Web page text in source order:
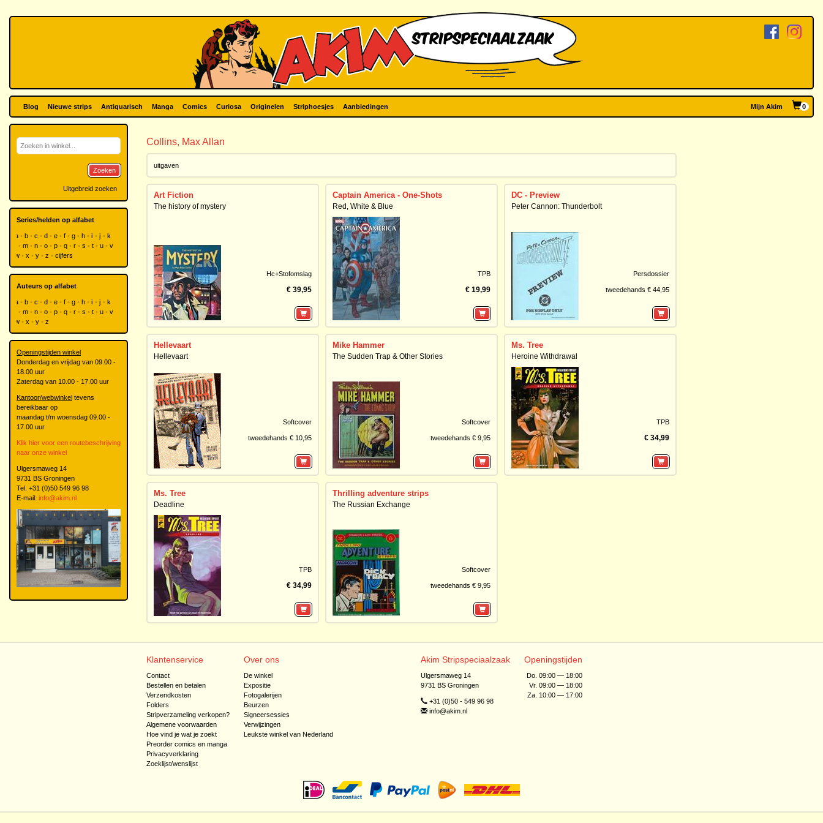
Blog Nieuwe strips Antiquarisch Manga Comics Curiosa Originelen Striphoesjes Aanbiedingen Mijn Akim 0
Collins, Max Allan
uitgaven
Art Fiction
The history of mystery
Hc+Stofomslag
€ 39,95
Captain America - One-Shots
Red, White & Blue
TPB
€ 19,99
DC - Preview
Peter Cannon: Thunderbolt
Persdossier
tweedehands € 44,95
Hellevaart
Hellevaart
Softcover
tweedehands € 10,95
Mike Hammer
The Sudden Trap & Other Stories
Softcover
tweedehands € 9,95
Ms. Tree
Heroine Withdrawal
TPB
€ 34,99
Ms. Tree
Deadline
TPB
€ 34,99
Thrilling adventure strips
The Russian Exchange
Softcover
tweedehands € 9,95
Zoeken
Uitgebreid zoeken
Series/helden op alfabet
a b c d e f g h i j
k
m n o p q r s t u
v
w
x y z cijfers
Auteurs op alfabet
a b c d e f g h i j
k
m n o p q r s t u
v
w
x y z
Openingstijden winkel
Donderdag en vrijdag van 09.00 -
18.00 uur
Zaterdag van 10.00 - 17.00 uur
Kantoor/webwinkel tevens
bereikbaar op
maandag t/m woensdag 09.00 -
17.00 uur
Klik hier voor een routebeschrijving
naar onze winkel
Ulgersmaweg 14
9731 BS Groningen
Tel. +31 (0)50 549 96 98
E-mail: info@akim.nl
Klantenservice
Contact
Bestellen en betalen
Verzendkosten
Folders
Stripverzameling verkopen?
Algemene voorwaarden
Hoe vind je wat je zoekt
Preorder comics en manga
Privacyverklaring
Zoeklijst/wenslijst
Over ons
De winkel
Expositie
Fotogalerijen
Beurzen
Signeersessies
Verwijzingen
Leukste winkel van Nederland
Akim Stripspeciaalzaak
Ulgersmaweg 14
9731 BS Groningen
+31 (0)50 - 549 96 98
info@akim.nl
Openingstijden
Do. 09:00 — 18:00
Vr. 09:00 — 18:00
Za. 10:00 — 17:00